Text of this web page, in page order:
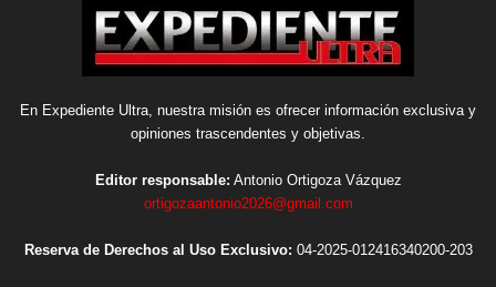
En Expediente Ultra, nuestra misión es ofrecer información exclusiva y
opiniones trascendentes y objetivas.
Editor responsable: Antonio Ortigoza Vázquez
ortigozaantonio2026@gmail.com
Reserva de Derechos al Uso Exclusivo: 04-2025-012416340200-203